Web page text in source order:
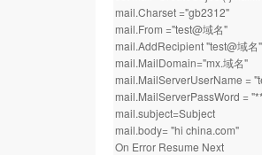
mail.Charset ="gb2312"
mail.From ="test@域名"
mail.AddRecipient "test@域名"
mail.MailDomain="mx.域名"
mail.MailServerUserName =
mail.MailServerPassWord =
mail.subject=Subject
mail.body= "hi china.com"
On Error Resume Next